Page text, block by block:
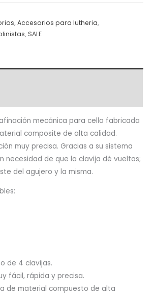
,Accesorios para lutheria,
,SALE
mecánica para cello fabricada
composite de alta calidad.
muy precisa. Gracias a su sistema
necesidad de que la clavija dé vueltas;
del agujero y la misma.
de 4 clavijas.
fácil, rápida y precisa.
de material compuesto de alta